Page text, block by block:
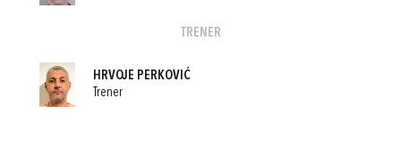
TRENER
HRVOJE PERKOVIĆ
Trener